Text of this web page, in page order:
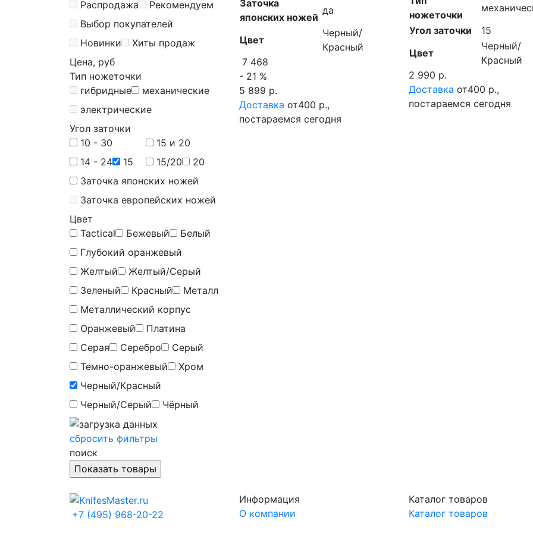
Распродажа
Рекомендуем
Выбор покупателей
Новинки
Хиты продаж
Цена, руб
Тип ножеточки
гибридные
механические
электрические
Угол заточки
10 - 30
14 - 24
15
15 и 20
15/20
20
Заточка японских ножей
Заточка европейских ножей
Цвет
Tactical
Бежевый
Белый
Глубокий оранжевый
Желтый
Желтый/Серый
Зеленый
Красный
Металл
Металлический корпус
Оранжевый
Платина
Серая
Серебро
Серый
Темно-оранжевый
Хром
Черный/Красный
Черный/Серый
Чёрный
сбросить фильтры
поиск
Заточка
японских ножей
да
Цвет
Черный/
Красный
7 468
- 21 %
5 899 р.
Доставка от400 р.,
постараемся сегодня
ножеточки
Угол заточки
15
Цвет
Черный/
Красный
2 990 р.
Доставка от400 р.,
постараемся сегодня
+7 (495) 968-20-22
Информация
О компании
Каталог товаров
Каталог товаров